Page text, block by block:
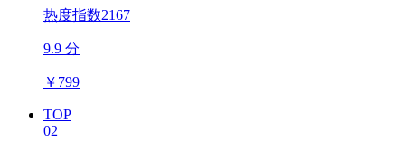
热度指数2167
9.9 分
￥ 799
TOP
02